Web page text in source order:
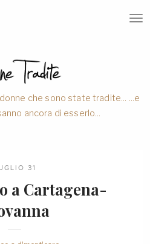
T
V
che sono state tradite... ...e
ancora di esserlo...
31
a Cartagena-